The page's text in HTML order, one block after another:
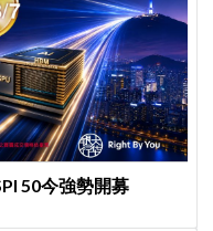
50今強勢開募